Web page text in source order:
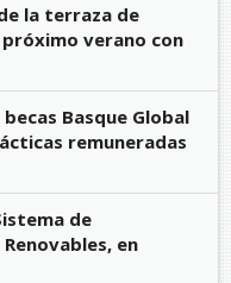
la terraza de
verano con
Basque Global
remuneradas
de
en